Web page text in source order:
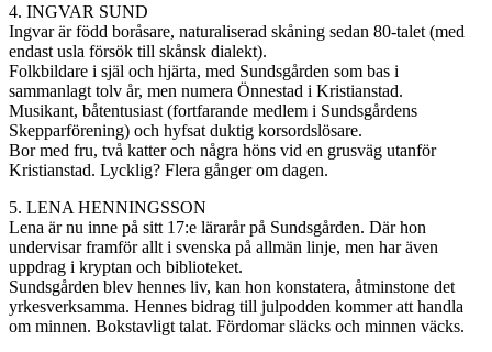
4. INGVAR SUND
Ingvar är född boråsare, naturaliserad skåning sedan 80-talet (med
endast usla försök till skånsk dialekt).
Folkbildare i själ och hjärta, med Sundsgården som bas i
sammanlagt tolv år, men numera Önnestad i Kristianstad.
Musikant, båtentusiast (fortfarande medlem i Sundsgårdens
Skepparförening) och hyfsat duktig korsordslösare.
Bor med fru, två katter och några höns vid en grusväg utanför
Kristianstad. Lycklig? Flera gånger om dagen.
5. LENA HENNINGSSON
Lena är nu inne på sitt 17:e lärarår på Sundsgården. Där hon
undervisar framför allt i svenska på allmän linje, men har även
uppdrag i kryptan och biblioteket.
Sundsgården blev hennes liv, kan hon konstatera, åtminstone det
yrkesverksamma. Hennes bidrag till julpodden kommer att handla
om minnen. Bokstavligt talat. Fördomar släcks och minnen väcks.